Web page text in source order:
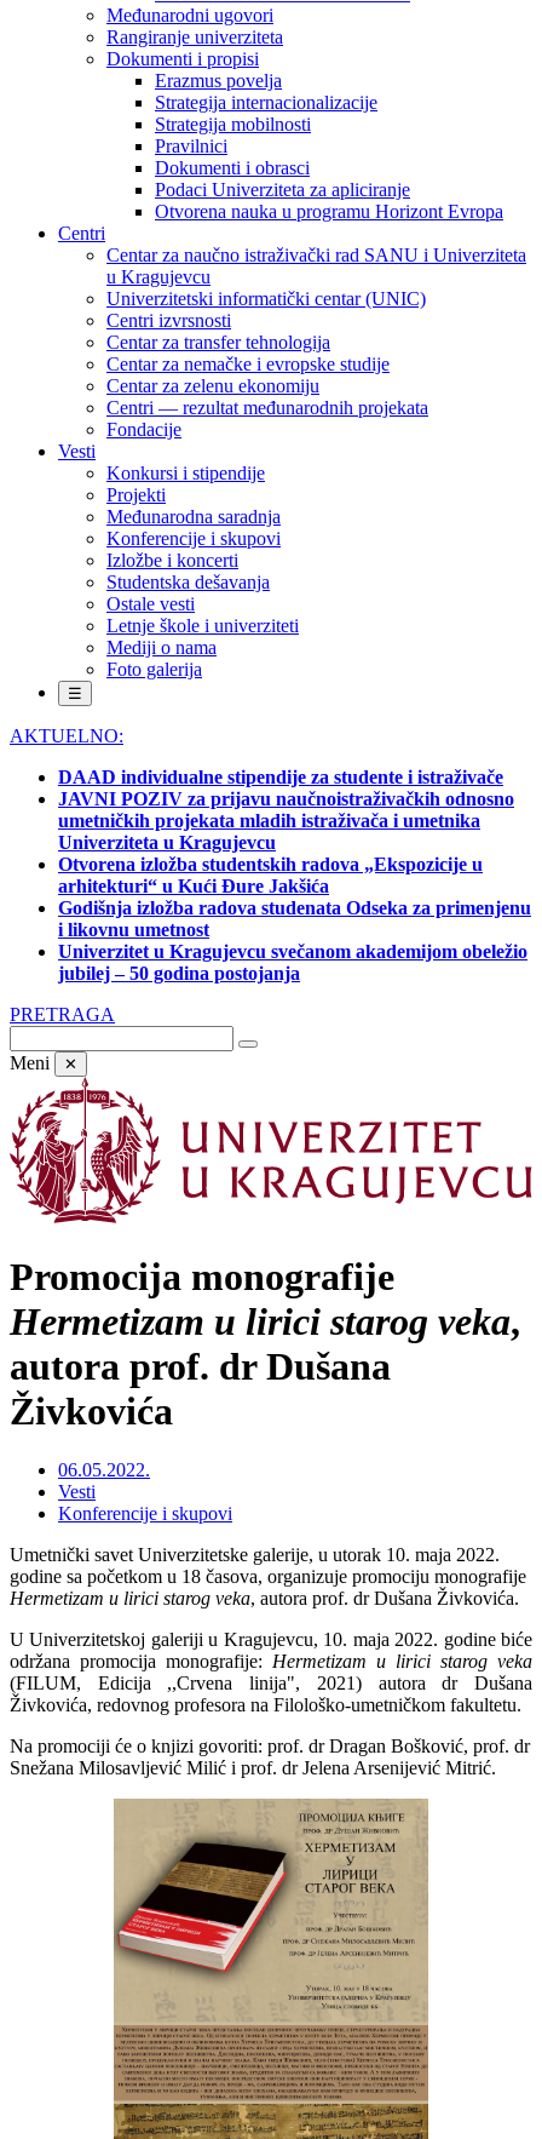
Međunarodni ugovori
Rangiranje univerziteta
Dokumenti i propisi
Erazmus povelja
Strategija internacionalizacije
Strategija mobilnosti
Pravilnici
Dokumenti i obrasci
Podaci Univerziteta za apliciranje
Otvorena nauka u programu Horizont Evropa
Centri
Centar za naučno istraživački rad SANU i Univerziteta
u Kragujevcu
Univerzitetski informatički centar (UNIC)
Centri izvrsnosti
Centar za transfer tehnologija
Centar za nemačke i evropske studije
Centar za zelenu ekonomiju
Centri — rezultat međunarodnih projekata
Fondacije
Vesti
Konkursi i stipendije
Projekti
Međunarodna saradnja
Konferencije i skupovi
Izložbe i koncerti
Studentska dešavanja
Ostale vesti
Letnje škole i univerziteti
Mediji o nama
Foto galerija
☰
AKTUELNO:
DAAD individualne stipendije za studente i istraživače
JAVNI POZIV za prijavu naučnoistraživačkih odnosno
umetničkih projekata mladih istraživača i umetnika
Univerziteta u Kragujevcu
Otvorena izložba studentskih radova „Ekspozicije u
arhitekturi“ u Kući Đure Jakšića
Godišnja izložba radova studenata Odseka za primenjenu
i likovnu umetnost
Univerzitet u Kragujevcu svečanom akademijom obeležio
jubilej – 50 godina postojanja
PRETRAGA
Meni ✕
Promocija monografije
Hermetizam u lirici starog veka,
autora prof. dr Dušana
Živkovića
06.05.2022.
Vesti
Konferencije i skupovi
Umetnički savet Univerzitetske galerije, u utorak 10. maja 2022.
godine sa početkom u 18 časova, organizuje promociju monografije
Hermetizam u lirici starog veka, autora prof. dr Dušana Živkovića.
U Univerzitetskoj galeriji u Kragujevcu, 10. maja 2022. godine biće
održana promocija monografije: Hermetizam u lirici starog veka
(FILUM, Edicija ,,Crvena linija", 2021) autora dr Dušana
Živkovića, redovnog profesora na Filološko-umetničkom fakultetu.
Na promociji će o knjizi govoriti: prof. dr Dragan Bošković, prof. dr
Snežana Milosavljević Milić i prof. dr Jelena Arsenijević Mitrić.